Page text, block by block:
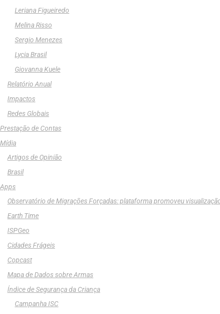
Leriana Figueiredo
Melina Risso
Sergio Menezes
Lycia Brasil
Giovanna Kuele
Relatório Anual
Impactos
Redes Globais
Prestação de Contas
Mídia
Artigos de Opinião
Brasil
Apps
Observatório de Migrações Forçadas: plataforma promoveu
Earth Time
ISPGeo
Cidades Frágeis
Copcast
Mapa de Dados sobre Armas
Índice de Segurança da Criança
Campanha ISC